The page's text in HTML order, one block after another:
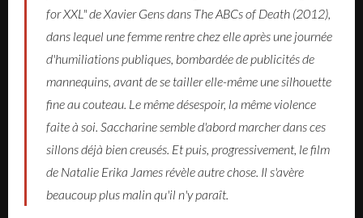
for XXL" de Xavier Gens dans The ABCs of Death (2012),
dans lequel une femme rentre chez elle après une journée
d'humiliations publiques, bombardée de publicités de
mannequins, avant de se tailler elle-même une silhouette
fine au couteau. Le même désespoir, la même violence
faite à soi. Saccharinesemble d'abord marcher dans ces
sillons déjà bien creusés. Et puis, progressivement, le film
de Natalie Erika James révèle autre chose. Il s'avère
beaucoup plus malin qu'il n'y paraît.